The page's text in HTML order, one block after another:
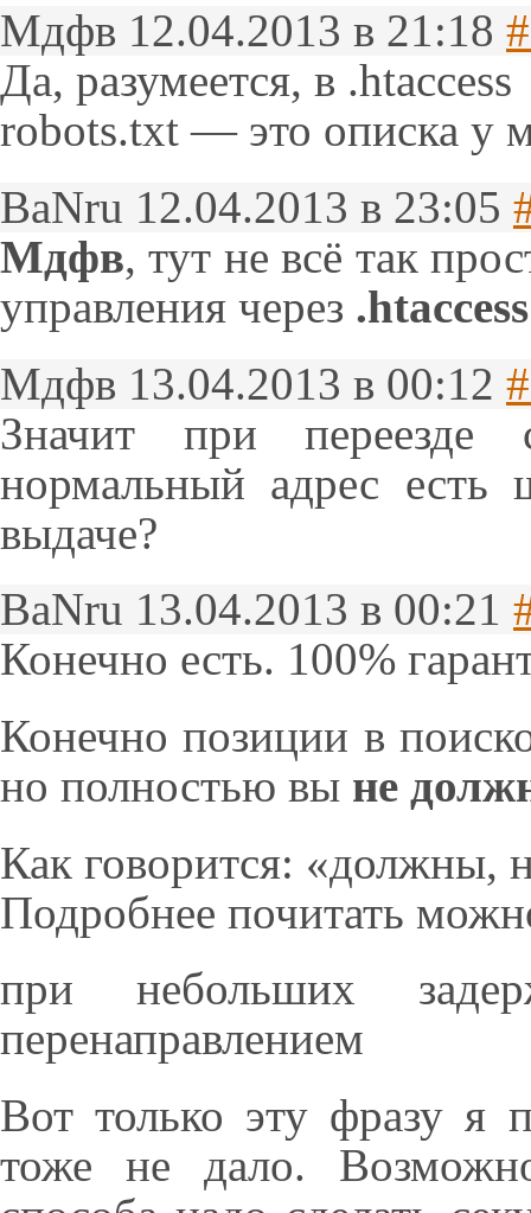
Мдфв 12.04.2013 в 21:18
Да, разумеется, в .htaccess
robots.txt — это описка у
BaNru 12.04.2013 в 23:05
Мдфв, тут не всё так
управления через .htaccess
Мдфв 13.04.2013 в 00:12
Значит при переезде
нормальный адрес есть
выдаче?
BaNru 13.04.2013 в 00:21
Конечно есть. 100%
Конечно позиции в
но полностью вы не
Как говорится: «должны,
Подробнее почитать
при небольших
перенаправлением
Вот только эту фразу я
тоже не дало.